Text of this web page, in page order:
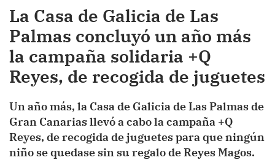
La Casa de Galicia de Las
Palmas concluyó un año más
la campaña solidaria +Q
Reyes, de recogida de juguetes
Un año más, la Casa de Galicia de Las Palmas de
Gran Canarias llevó a cabo la campaña +Q
Reyes, de recogida de juguetes para que ningún
niño se quedase sin su regalo de Reyes Magos.